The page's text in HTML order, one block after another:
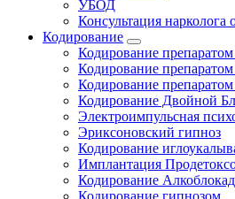
УБОД
Консультация нарколога
Кодирование
Кодирование
Кодирование
Кодирование
Кодирование Двойной
Электроимпульсная
Эриксоновский гипноз
Кодирование
Имплантация
Кодирование
Кодирование гипнозом